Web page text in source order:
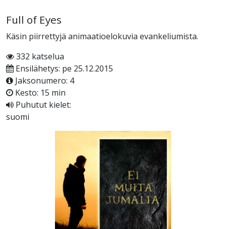
Full of Eyes
Käsin piirrettyjä animaatioelokuvia evankeliumista.
332 katselua
Ensilähetys: pe 25.12.2015
Jaksonumero: 4
Kesto: 15 min
Puhutut kielet:
suomi